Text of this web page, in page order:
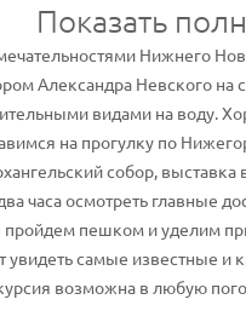
Показать
Нижнего
Александра Невского
видами на воду.
на прогулку по
собор,
часа осмотреть главные
пешком и уделим
увидеть самые известные
возможна в любую